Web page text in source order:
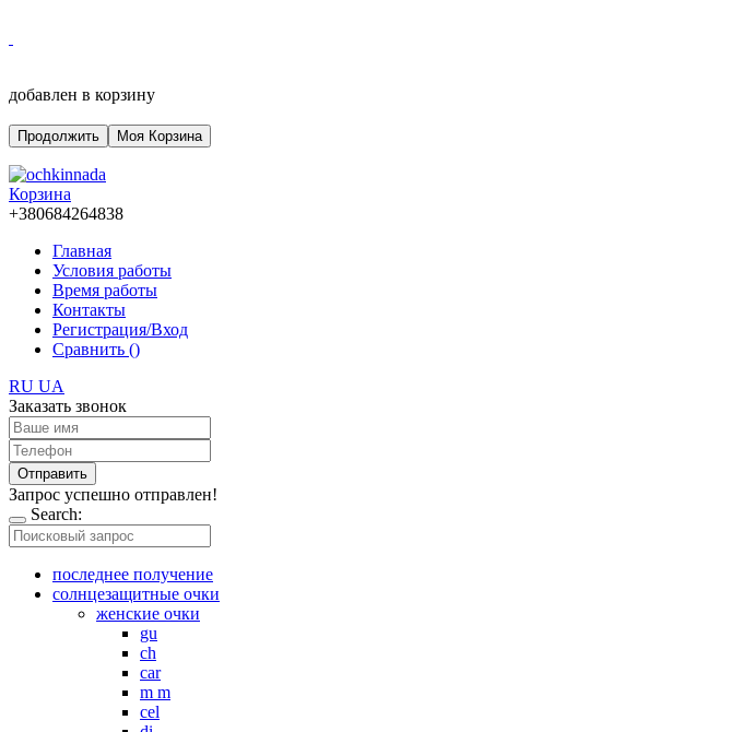
добавлен в корзину
Продолжить Моя Корзина
Корзина
+380684264838
Главная
Условия работы
Время работы
Контакты
Регистрация/Вход
Сравнить ()
RU UA
Заказать звонок
Отправить
Запрос успешно отправлен!
Search:
последнее получение
солнцезащитные очки
женские очки
gu
ch
car
m m
cel